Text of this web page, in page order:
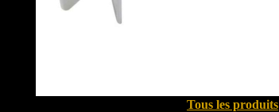
Tous les produits